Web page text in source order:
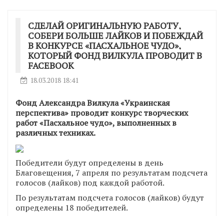
СДЕЛАЙ ОРИГИНАЛЬНУЮ РАБОТУ,
СОБЕРИ БОЛЬШЕ ЛАЙКОВ И ПОБЕЖДАЙ
В КОНКУРСЕ «ПАСХАЛЬНОЕ ЧУДО»,
КОТОРЫЙ ФОНД ВИЛКУЛА ПРОВОДИТ В
FACEBOOK
18.03.2018 18:41
Фонд Александра Вилкула «Украинская
перспектива» проводит конкурс творческих
работ «Пасхальное чудо», выполненных в
различных техниках.
Победители будут определены в день
Благовещения, 7 апреля по результатам подсчета
голосов (лайков) под каждой работой.
По результатам подсчета голосов (лайков) будут
определены 18 победителей.